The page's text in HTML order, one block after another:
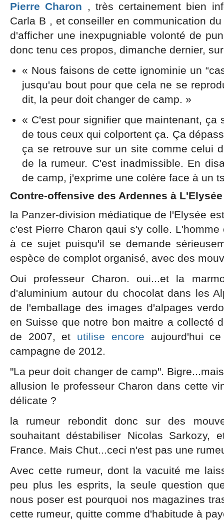
Pierre Charon
, très certainement bien
Carla B , et conseiller en communication
d'afficher une inexpugniable volonté de
donc tenu ces propos, dimanche dernier,
« Nous faisons de cette ignominie un
jusqu'au bout pour que cela ne se
dit, la peur doit changer de camp. »
« C'est pour signifier que maintenant, ça
de tous ceux qui colportent ça. Ça
ça se retrouve sur un site comme celui
de la rumeur. C'est inadmissible. En
de camp, j'exprime une colère face à un
Contre-offensive des Ardennes à L'Elysée
la Panzer-division médiatique de l'Elysée
c'est Pierre Charon qaui s'y colle.
à ce sujet puisqu'il se demande
espèce de complot organisé, avec des
Oui professeur Charon. oui...et la
d'aluminium autour du chocolat dans les
de l'emballage des images d'alpages
en Suisse que notre bon maitre a collecté
de 2007, et utilise encore aujourd'hui
campagne de 2012.
"La peur doit changer de camp".
allusion le professeur Charon dans cette
délicate ?
la rumeur rebondit donc sur des
souhaitant déstabiliser Nicolas Sarkozy,
France. Mais Chut...ceci n'est pas une
Avec cette rumeur, dont la vacuité me
peu plus les esprits, la seule question
nous poser est pourquoi nos magazines
cette rumeur, quitte comme d'habitude à